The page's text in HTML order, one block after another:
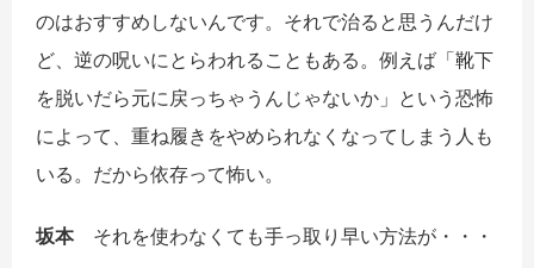
のはおすすめしないんです。それで治ると思うんだけ
ど、逆の呪いにとらわれることもある。例えば「靴下
を脱いだら元に戻っちゃうんじゃないか」という恐怖
によって、重ね履きをやめられなくなってしまう人も
いる。だから依存って怖い。
坂本それを使わなくても手っ取り早い方法が・・・